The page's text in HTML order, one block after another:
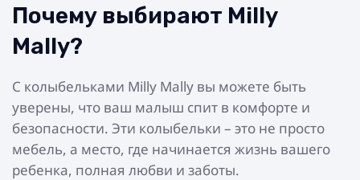
Почему выбирают Milly
Mally?
С колыбельками Milly Mally вы можете быть
уверены, что ваш малыш спит в комфорте и
безопасности. Эти колыбельки – это не просто
мебель, а место, где начинается жизнь вашего
ребенка, полная любви и заботы.